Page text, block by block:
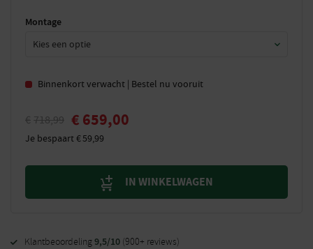
Montage
Binnenkort verwacht | Bestel nu vooruit
€ 718,99 € 659,00
Je bespaart€59,99
IN WINKELWAGEN
Klantbeoordeling9,5/10 (900+ reviews)